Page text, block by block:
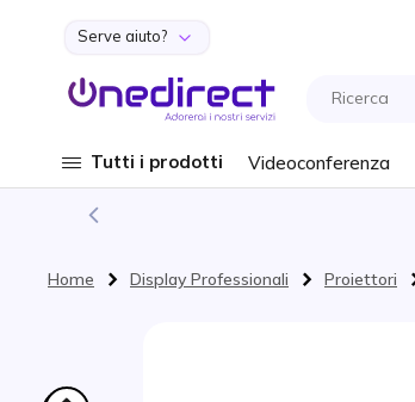
Salta al contenuto
Serve aiuto?
Tutti i prodotti Videoconferenza
Home Display Professionali Proiettori